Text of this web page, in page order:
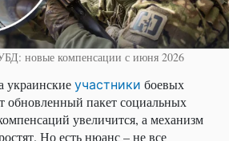
новые компенсации с июня 2026
украинские участники боевых
обновленный пакет социальных
увеличится, а механизм
Но есть нюанс – не все